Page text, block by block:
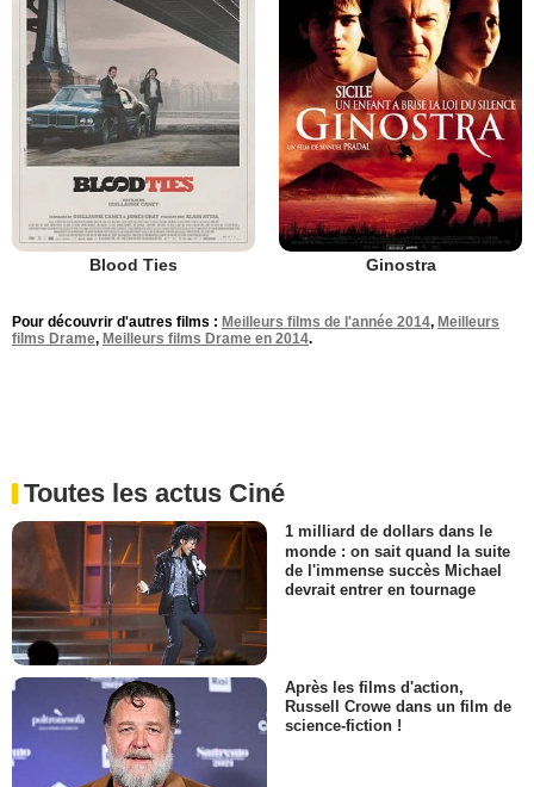
Blood Ties Ginostra
Pour découvrir d'autres films : Meilleurs films de l'année 2014, Meilleurs
films Drame, Meilleurs films Drame en 2014.
Toutes les actus Ciné
1 milliard de dollars dans le
monde : on sait quand la suite
de l'immense succès Michael
devrait entrer en tournage
Après les films d'action,
Russell Crowe dans un film de
science-fiction !